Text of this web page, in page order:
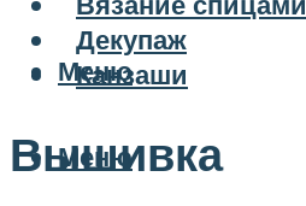
Декупаж
Канзаши
Меню
Меню
Вышивка